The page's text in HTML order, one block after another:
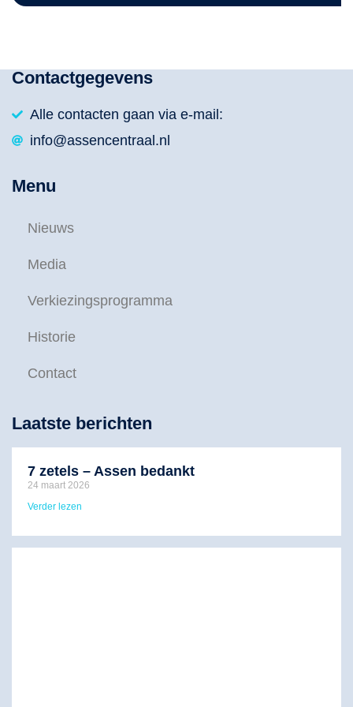
Contactgegevens
Alle contacten gaan via e-mail:
info@assencentraal.nl
Menu
Nieuws
Media
Verkiezingsprogramma
Historie
Contact
Laatste berichten
7 zetels – Assen bedankt
24 maart 2026
Verder lezen